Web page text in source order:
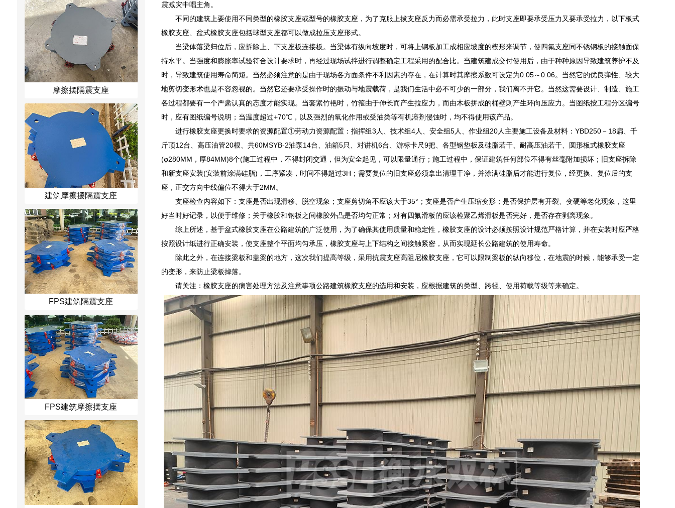
摩擦摆隔震支座
建筑摩擦摆隔震支座
FPS建筑隔震支座
FPS建筑摩擦摆支座
震减灾中唱主角。
不同的建筑上要使用不同类型的橡胶支座或型号的橡胶支座，为了克服上拔支座反力而必需承受拉力，此时支座即要承受压力又要承受拉力，以下板式
橡胶支座、盆式橡胶支座包括球型支座都可以做成拉压支座形式。
当梁体落梁归位后，应拆除上、下支座板连接板。当梁体有纵向坡度时，可将上钢板加工成相应坡度的楔形来调节，使四氟支座同不锈钢板的接触面保
持水平。当强度和膨胀率试验符合设计要求时，再经过现场试拌进行调整确定工程采用的配合比。当建筑建成交付使用后，由于种种原因导致建筑养护不及
时，导致建筑使用寿命简短。当然必须注意的是由于现场各方面条件不利因素的存在，在计算时其摩擦系数可设定为0.05～0.06。当然它的优良弹性、较大
地剪切变形术也是不容忽视的。当然它还要承受操作时的振动与地震载荷，是我们生活中必不可少的一部分，我们离不开它。当然这需要设计、制造、施工
各过程都要有一个严肃认真的态度才能实现。当套紧竹艳时，竹箍由于伸长而产生拉应力，而由木板拼成的桶壁则产生环向压应力。当图纸按工程分区编号
时，应有图纸编号说明；当温度超过+70℃，以及强烈的氧化作用或受油类等有机溶剂侵蚀时，均不得使用该产品。
进行橡胶支座更换时要求的资源配置①劳动力资源配置：指挥组3人、技术组4人、安全组5人、作业组20人主要施工设备及材料：YBD250－18扁、千
斤顶12台、高压油管20根、共60MSYB-2油泵14台、油箱5只、对讲机6台、游标卡尺9把、各型钢垫板及硅脂若干、耐高压油若干、圆形板式橡胶支座
(φ280MM，厚84MM)8个(施工过程中，不得封闭交通，但为安全起见，可以限量通行；施工过程中，保证建筑任何部位不得有丝毫附加损坏；旧支座拆除
和新支座安装(安装前涂满硅脂)，工序紧凑，时间不得超过3H；需要复位的旧支座必须拿出清理干净，并涂满硅脂后才能进行复位，经更换、复位后的支
座，正交方向中线偏位不得大于2MM。
支座检查内容如下：支座是否出现滑移、脱空现象；支座剪切角不应该大于35°；支座是否产生压缩变形；是否保护层有开裂、变硬等老化现象，这里
好当时好记录，以便于维修；关于橡胶和钢板之间橡胶外凸是否均匀正常；对有四氟滑板的应该检聚乙烯滑板是否完好，是否存在剥离现象。
综上所述，基于盆式橡胶支座在公路建筑的广泛使用，为了确保其使用质量和稳定性，橡胶支座的设计必须按照设计规范严格计算，并在安装时应严格
按照设计纸进行正确安装，使支座整个平面均匀承压，橡胶支座与上下结构之间接触紧密，从而实现延长公路建筑的使用寿命。
除此之外，在连接梁板和盖梁的地方，这次我们提高等级，采用抗震支座高阻尼橡胶支座，它可以限制梁板的纵向移位，在地震的时候，能够承受一定
的变形，来防止梁板掉落。
请关注：橡胶支座的病害处理方法及注意事项公路建筑橡胶支座的选用和安装，应根据建筑的类型、跨径、使用荷载等级等来确定。